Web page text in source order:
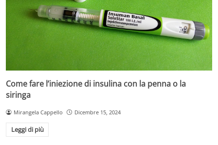
Come fare l’iniezione di insulina con la penna o la
siringa
Mirangela Cappello Dicembre 15, 2024
Leggi di più